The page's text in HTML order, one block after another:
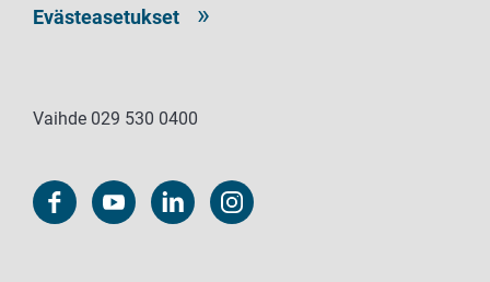
Evästeasetukset
Vaihde 029 530 0400